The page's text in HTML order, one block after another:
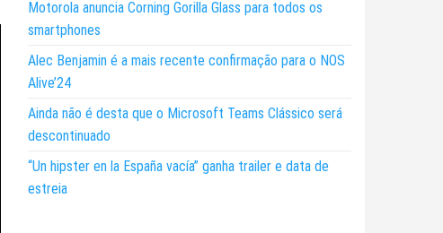
Motorola anuncia Corning Gorilla Glass para todos os
smartphones
Alec Benjamin é a mais recente confirmação para o NOS
Alive’24
Ainda não é desta que o Microsoft Teams Clássico será
descontinuado
“Un hipster en la España vacía” ganha trailer e data de
estreia